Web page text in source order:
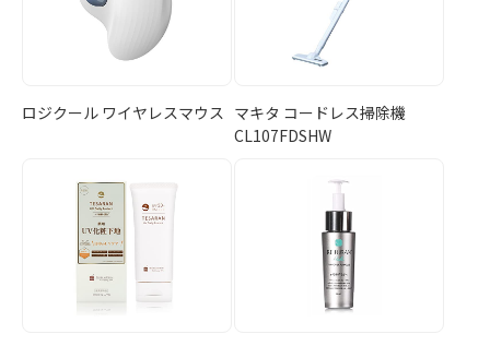
ロジクール ワイヤレスマウス マキタ コードレス掃除機
CL107FDSHW